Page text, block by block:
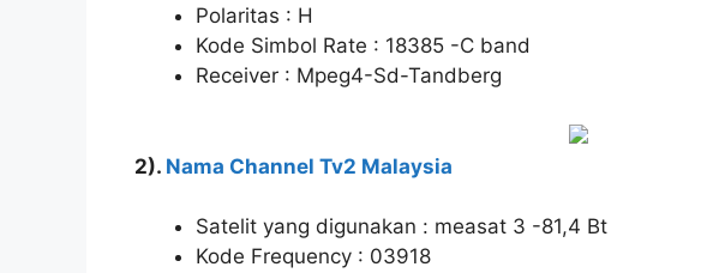
Polaritas : H
Kode Simbol Rate : 18385 -C band
Receiver : Mpeg4-Sd-Tandberg
2). Nama Channel Tv2 Malaysia
Satelit yang digunakan : measat 3 -81,4 Bt
Kode Frequency : 03918